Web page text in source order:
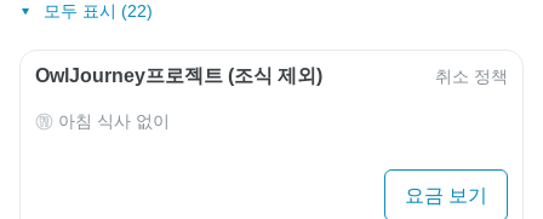
모두 표시 (22)
OwlJourney프로젝트 (조식 제외) 취소 정책
아침 식사 없이
요금 보기